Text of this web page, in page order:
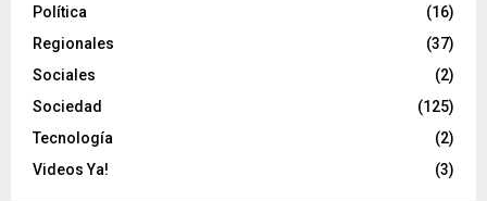
Política
(16)
Regionales
(37)
Sociales
(2)
Sociedad
(125)
Tecnología
(2)
Videos Ya!
(3)